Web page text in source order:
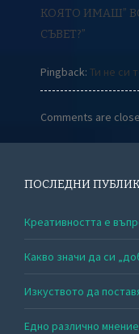
КОЯТО ИМАШ”
СЪВЕТ?”
Pingback: Ти не си
Comments are
ПОСЛЕДНИ
Креативността е
Какво значи да си
Изкуството да
Едно различно